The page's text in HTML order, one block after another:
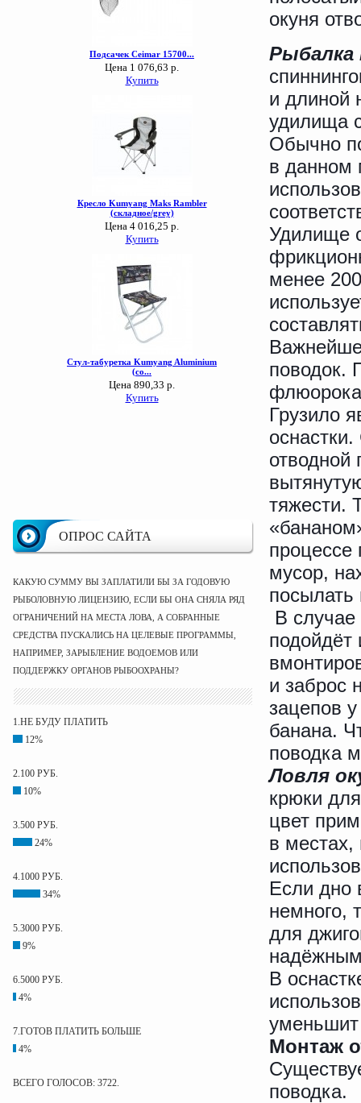
ОПРОС САЙТА
КАКУЮ СУММУ ВЫ ЗАПЛАТИЛИ БЫ ЗА ГОДОВУЮ
РЫБОЛОВНУЮ ЛИЦЕНЗИЮ, ЕСЛИ БЫ ОНА СНЯЛА РЯД
ОГРАНИЧЕНИЙ НА МЕСТА ЛОВА, А СОБРАННЫЕ
СРЕДСТВА ПУСКАЛИСЬ НА ЦЕЛЕВЫЕ ПРОГРАММЫ,
НАПРИМЕР, ЗАРЫБЛЕНИЕ ВОДОЕМОВ ИЛИ
ПОДДЕРЖКУ ОРГАНОВ РЫБООХРАНЫ?
1.НЕ БУДУ ПЛАТИТЬ
12%
2.100 РУБ.
10%
3.500 РУБ.
24%
4.1000 РУБ.
34%
5.3000 РУБ.
9%
6.5000 РУБ.
4%
7.ГОТОВ ПЛАТИТЬ БОЛЬШЕ
4%
ВСЕГО ГОЛОСОВ: 3722.
окуня
Рыбалка
и длиной
удилища
Обычно
в данном
Удилище
менее
поводок.
Грузило
отводной
тяжести.
процессе
мусор,
посылать
В случае
подойдёт
и заброс
зацепов
банана.
поводка
Ловля
крюки
цвет
в местах,
Если дно
немного,
для
В
уменьшит
Монтаж
поводка.